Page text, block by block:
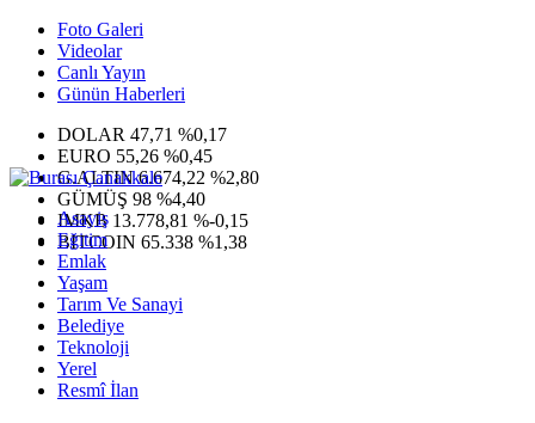
Foto Galeri
Videolar
Canlı Yayın
Günün Haberleri
DOLAR 47,71 %0,17
EURO 55,26 %0,45
G.ALTIN6.674,22 %2,80
GÜMÜŞ 98 %4,40
IMKB 13.778,81 %-0,15
BITCOIN 65.338 %1,38
Asayiş
Eğitim
Emlak
Yaşam
Tarım Ve Sanayi
Belediye
Teknoloji
Yerel
Resmî İlan